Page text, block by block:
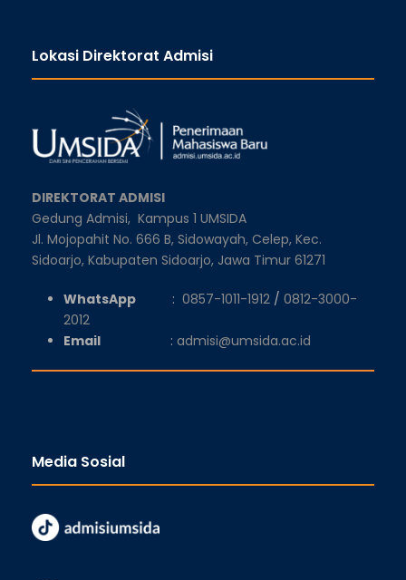
Lokasi Direktorat Admisi
DIREKTORAT ADMISI
Gedung Admisi, Kampus 1 UMSIDA
Jl. Mojopahit No. 666 B, Sidowayah, Celep, Kec.
Sidoarjo, Kabupaten Sidoarjo, Jawa Timur 61271
WhatsApp : 0857-1011-1912 / 0812-3000-
2012
Email
: admisi@umsida.ac.id
Media Sosial